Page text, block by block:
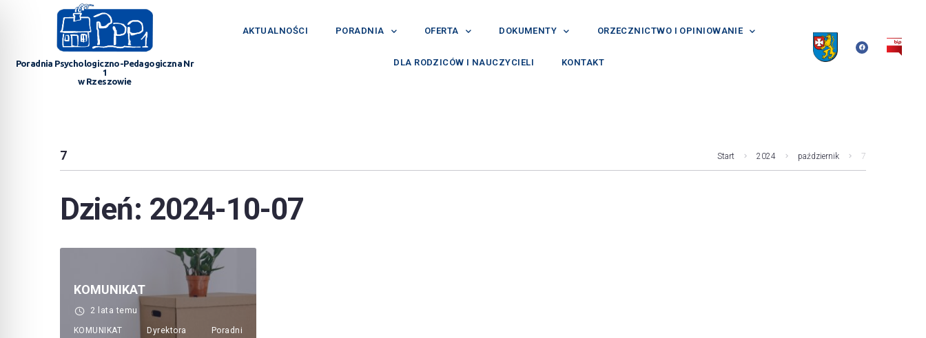
Poradnia Psychologiczno-Pedagogiczna Nr
1
w Rzeszowie
AKTUALNOŚCI PORADNIA OFERTA DOKUMENTY ORZECZNICTWO I OPINIOWANIE
DLA RODZICÓW I NAUCZYCIELI KONTAKT
7 Start 2024 październik 7
Dzień: 2024-10-07
KOMUNIKAT
2 lata temu
KOMUNIKAT Dyrektora Poradni